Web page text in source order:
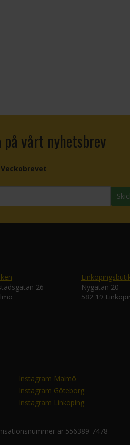
på vårt nyhetsbrev
Veckobrevet
26
Nygatan 20
582 19
Instagram Malmö
Instagram Göteborg
Instagram Linköping
är 556389-7478